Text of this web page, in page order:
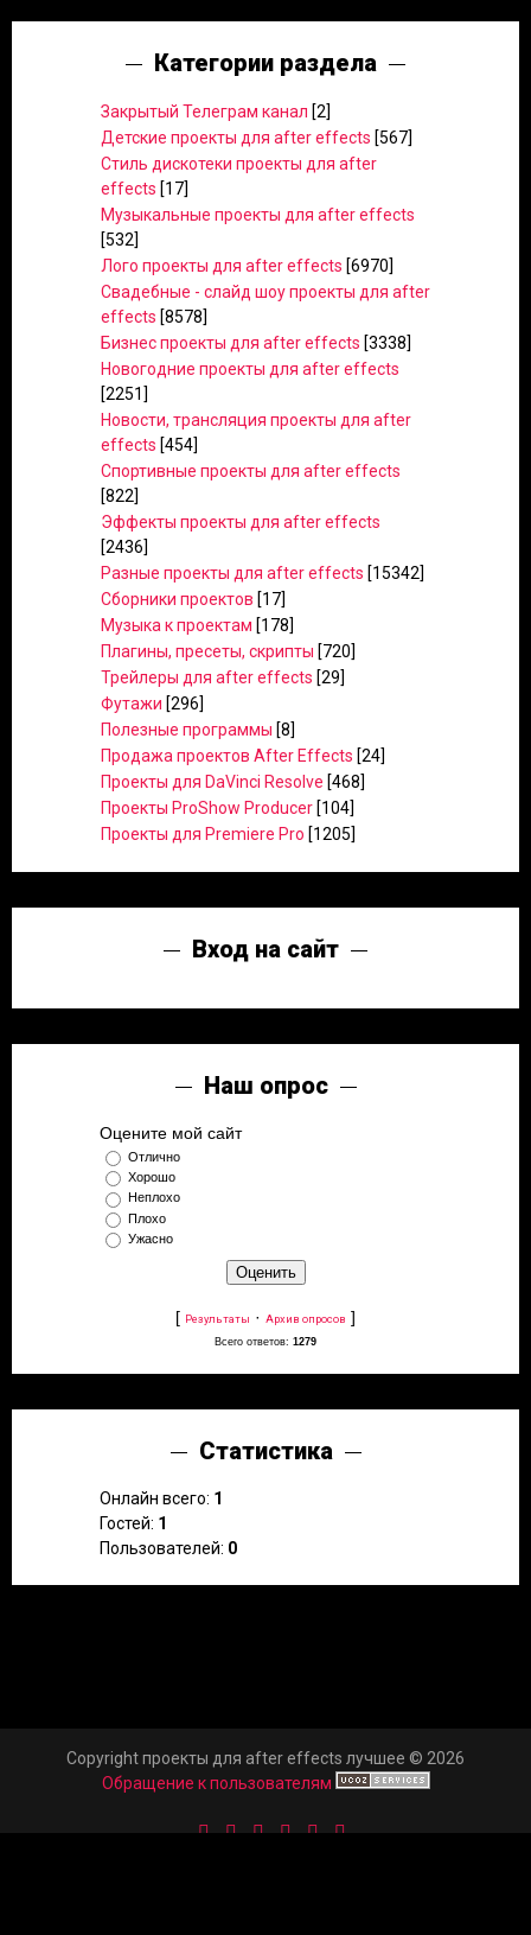
Категории раздела
Закрытый Телеграм канал [2]
Детские проекты для after effects [567]
Стиль дискотеки проекты для after
effects [17]
Музыкальные проекты для after effects
[532]
Лого проекты для after effects [6970]
Свадебные - слайд шоу проекты для after
effects [8578]
Бизнес проекты для after effects [3338]
Новогодние проекты для after effects
[2251]
Новости, трансляция проекты для after
effects [454]
Спортивные проекты для after effects
[822]
Эффекты проекты для after effects
[2436]
Разные проекты для after effects [15342]
Сборники проектов [17]
Музыка к проектам [178]
Плагины, пресеты, скрипты [720]
Трейлеры для after effects [29]
Футажи [296]
Полезные программы [8]
Продажа проектов After Effects [24]
Проекты для DaVinci Resolve [468]
Проекты ProShow Producer [104]
Проекты для Premiere Pro [1205]
Вход на сайт
Наш опрос
Оцените мой сайт
Отлично
Хорошо
Неплохо
Плохо
Ужасно
[ Результаты · Архив опросов ]
Всего ответов: 1279
Статистика
Онлайн всего: 1
Гостей: 1
Пользователей: 0
Copyright проекты для after effects лучшее © 2026
Обращение к пользователям